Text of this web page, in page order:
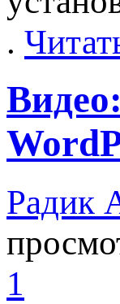
.
Радик
1